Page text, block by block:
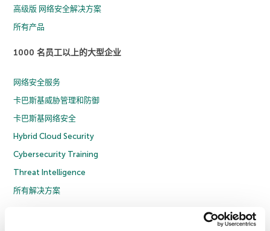
高级版 网络安全解决方案
所有产品
1000 名员工以上的大型企业
网络安全服务
卡巴斯基威胁管理和防御
卡巴斯基网络安全
Hybrid Cloud Security
Cybersecurity Training
Threat Intelligence
所有解决方案
隐私策略